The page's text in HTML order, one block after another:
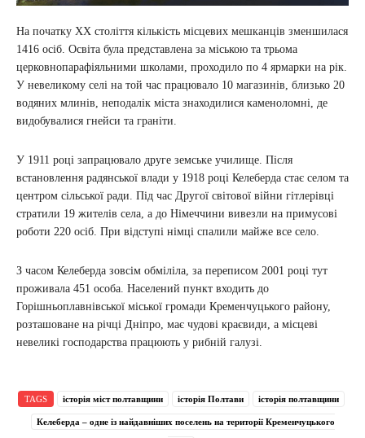
На початку ХХ століття кількість місцевих мешканців зменшилася
1416 осіб. Освіта була представлена за міською та трьома
церковнопарафіяльними школами, проходило по 4 ярмарки на рік.
У невеликому селі на той час працювало 10 магазинів, близько 20
водяних млинів, неподалік міста знаходилися каменоломні, де
видобувалися гнейси та граніти.
У 1911 році запрацювало друге земське училище. Після
встановлення радянської влади у 1918 році Келеберда стає селом та
центром сільської ради. Під час Другої світової війни гітлерівці
стратили 19 жителів села, а до Німеччини вивезли на примусові
роботи 220 осіб. При відступі німці спалили майже все село.
З часом Келеберда зовсім обміліла, за переписом 2001 році тут
проживала 451 особа. Населений пункт входить до
Горішньоплавнівської міської громади Кременчуцького району,
розташоване на річці Дніпро, має чудові краєвиди, а місцеві
невеликі господарства працюють у рибній галузі.
TAGS історія міст полтавщини історія Полтави історія полтавщини
Келеберда – одне із найдавніших поселень на території Кременчуцького